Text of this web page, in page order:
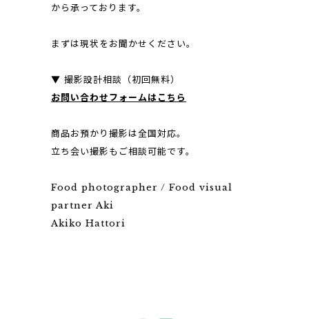
から承っております。
まずは現状をお聞かせください。
▼ 撮影設計相談（初回無料）
お問い合わせフォームはこちら
商品お預かり撮影は全国対応。
立ち会い撮影もご相談可能です。
Food photographer / Food visual
partner Aki
Akiko Hattori